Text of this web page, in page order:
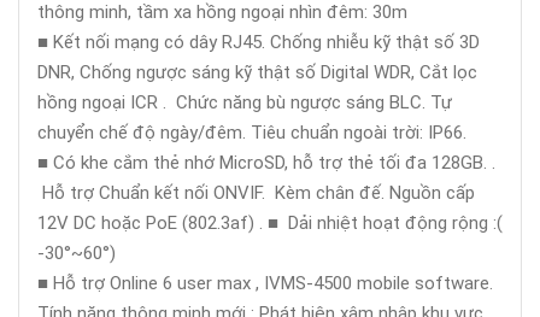
thông minh, tầm xa hồng ngoại nhìn đêm: 30m
■ Kết nối mạng có dây RJ45. Chống nhiễu kỹ thật số 3D
DNR, Chống ngược sáng kỹ thật số Digital WDR, Cắt lọc
hồng ngoại ICR . Chức năng bù ngược sáng BLC. Tự
chuyển chế độ ngày/đêm. Tiêu chuẩn ngoài trời: IP66.
■ Có khe cắm thẻ nhớ MicroSD, hỗ trợ thẻ tối đa 128GB. .
Hỗ trợ Chuẩn kết nối ONVIF. Kèm chân đế. Nguồn cấp
12V DC hoặc PoE (802.3af) . ■ Dải nhiệt hoạt động rộng :(
-30°~60°)
■ Hỗ trợ Online 6 user max , IVMS-4500 mobile software.